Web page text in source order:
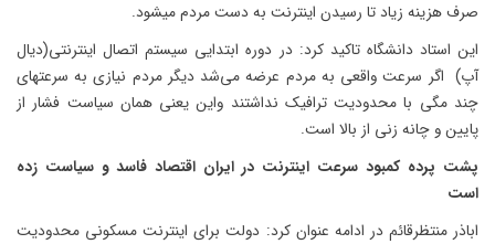
صرف هزینه زیاد تا رسیدن اینترنت به دست مردم میشود.
این استاد دانشگاه تاکید کرد: در دوره ابتدایی سیستم اتصال اینترنتی(دیال
آپ) اگر سرعت واقعی به مردم عرضه می‌شد دیگر مردم نیازی به سرعتهای
چند مگی با محدودیت ترافیک نداشتند واین یعنی همان سیاست فشار از
پایین و چانه زنی از بالا است.
پشت پرده کمبود سرعت اینترنت در ایران اقتصاد فاسد و سیاست زده
است
اباذر منتظرقائم در ادامه عنوان کرد: دولت برای اینترنت مسکونی محدودیت